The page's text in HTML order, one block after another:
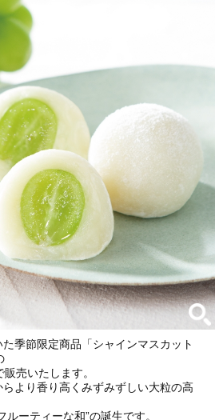
季節限定商品「シャインマスカット
売いたします。
より香り高くみずみずしい大粒の高
ルーティーな和”の誕生です。